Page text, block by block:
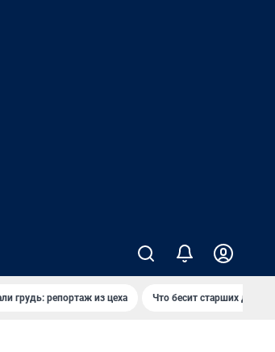
грудь: репортаж из цеха Что бесит старших детей